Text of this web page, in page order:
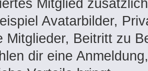
Mitglied
Avatarbilder,
Mitglieder, Beitritt zu
dir eine